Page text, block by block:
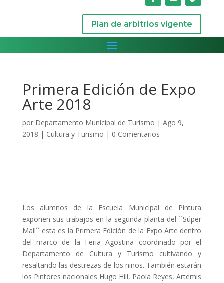
Plan de arbitrios vigente
Primera Edición de Expo
Arte 2018
por Departamento Municipal de Turismo | Ago 9,
2018 | Cultura y Turismo | 0 Comentarios
Los alumnos de la Escuela Municipal de Pintura
exponen sus trabajos en la segunda planta del ´´Súper
Mall´´ esta es la Primera Edición de la Expo Arte dentro
del marco de la Feria Agostina coordinado por el
Departamento de Cultura y Turismo cultivando y
resaltando las destrezas de los niños. También estarán
los Pintores nacionales Hugo Hill, Paola Reyes, Artemis